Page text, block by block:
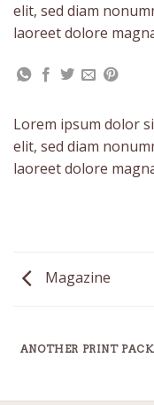
elit, sed diam
laoreet dolore
Lorem ipsum dolor
elit, sed diam
laoreet dolore
Magazine
ANOTHER PRINT